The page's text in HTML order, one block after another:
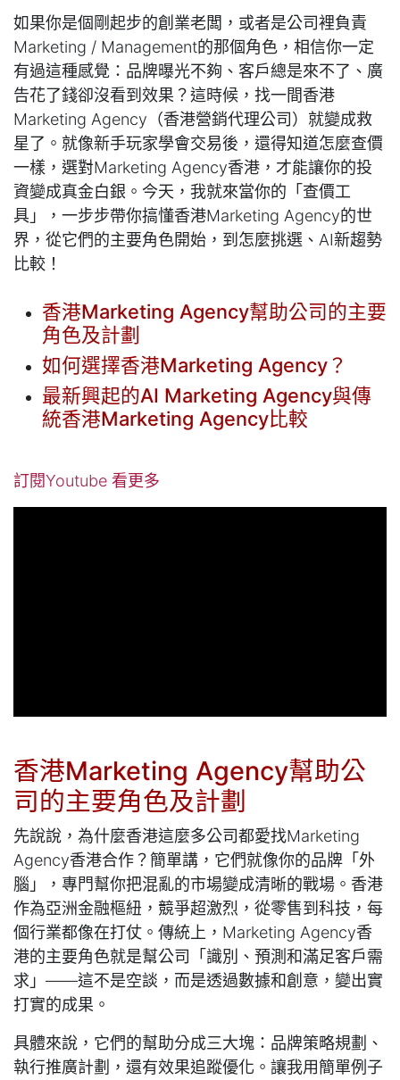
如果你是個剛起步的創業老闆，或者是公司裡負責
Marketing / Management的那個角色，相信你一定
有過這種感覺：品牌曝光不夠、客戶總是來不了、廣
告花了錢卻沒看到效果？這時候，找一間香港
Marketing Agency（香港營銷代理公司）就變成救
星了。就像新手玩家學會交易後，還得知道怎麼查價
一樣，選對Marketing Agency香港，才能讓你的投
資變成真金白銀。今天，我就來當你的「查價工
具」，一步步帶你搞懂香港Marketing Agency的世
界，從它們的主要角色開始，到怎麼挑選、AI新趨勢
比較！
香港Marketing Agency幫助公司的主要
角色及計劃
如何選擇香港Marketing Agency？
最新興起的AI Marketing Agency與傳
統香港Marketing Agency比較
訂閱Youtube 看更多
香港Marketing Agency幫助公
司的主要角色及計劃
先說說，為什麼香港這麼多公司都愛找Marketing
Agency香港合作？簡單講，它們就像你的品牌「外
腦」，專門幫你把混亂的市場變成清晰的戰場。香港
作為亞洲金融樞紐，競爭超激烈，從零售到科技，每
個行業都像在打仗。傳統上，Marketing Agency香
港的主要角色就是幫公司「識別、預測和滿足客戶需
求」——這不是空談，而是透過數據和創意，變出實
打實的成果。
具體來說，它們的幫助分成三大塊：品牌策略規劃、
執行推廣計劃，還有效果追蹤優化。讓我用簡單例子